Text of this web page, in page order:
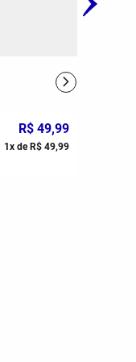
R$ 49,99
1 x de R$ 49,99